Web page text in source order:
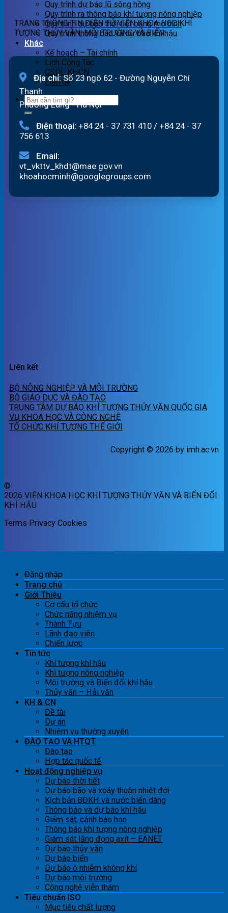
Quy trình dự báo lũ sông hồng
Quy trình ra thông báo khí tượng nông nghiệp
Quy trình dự báo thời tiết bằng mô hình
Quy trình thông báo và dự báo khí hậu
Khác
Kế hoạch – Tài chính
Lịch Công Tác
CSDL KHCN
Liên hệ
ngày
07/8/2026
quét
01h
ngày
07/8/2026
TRANG THÔNG TIN ĐIỆN TỬ VIỆN KHOA HỌC KHÍ
TƯỢNG THỦY VĂN, MÔI TRƯỜNG VÀ BIỂN
Địa chỉ:Số 23 ngõ 62 - Đường Nguyễn Chí
Thanh
Phường Láng - Hà Nội
Điện thoại: +84 24 - 37 731 410 / +84 24 - 37
756 613
Email:
vt_vkttv_khdt@mae.gov.vn
khoahocminh@googlegroups.com
Liên kết
BỘ NÔNG NGHIỆP VÀ MÔI TRƯỜNG
BỘ GIÁO DỤC VÀ ĐÀO TẠO
TRUNG TÂM DỰ BÁO KHÍ TƯỢNG THỦY VĂN QUỐC GIA
VỤ KHOA HỌC VÀ CÔNG NGHỆ
TỔ CHỨC KHÍ TƯỢNG THẾ GIỚI
Copyright © 2026 by imh.ac.vn
©
2026 VIỆN KHOA HỌC KHÍ TƯỢNG THỦY VĂN VÀ BIẾN ĐỔI
KHÍ HẬU
Terms Privacy Cookies
Đăng nhập
Trang chủ
Giới Thiệu
Cơ cấu tổ chức
Chức năng nhiệm vụ
Thành Tựu
Lãnh đạo viện
Chiến lược
Tin tức
Khí tượng khí hậu
Khí tượng nông nghiệp
Môi trường và Biến đổi khí hậu
Thủy văn – Hải văn
KH & CN
Đề tài
Dự án
Nhiệm vụ thường xuyên
ĐÀO TẠO VÀ HTQT
Đào tạo
Hợp tác quốc tế
Hoạt động nghiệp vụ
Dự báo thời tiết
Dự báo bão và xoáy thuận nhiệt đới
Kịch bản BĐKH và nước biển dâng
Thông báo và dự báo khí hậu
Giám sát, cảnh báo hạn
Thông báo khí tượng nông nghiệp
Giám sát lắng đọng axít – EANET
Dự báo thủy văn
Dự báo biển
Dự báo ô nhiễm không khí
Dự báo môi trường
Công nghệ viễn thám
Tiêu chuẩn ISO
Mục tiêu chất lượng